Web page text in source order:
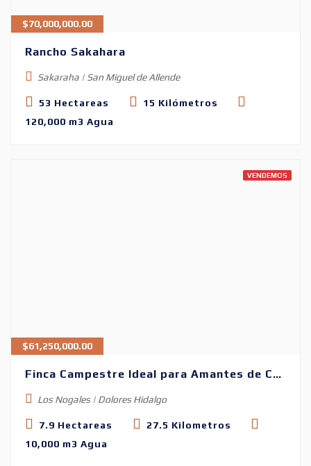
$70,000,000.00
Rancho Sakahara
Sakaraha | San Miguel de Allende
53 Hectareas
15 Kilómetros
120,000 m3 Agua
VENDEMOS
$61,250,000.00
Finca Campestre Ideal para Amantes de Caballos
Los Nogales | Dolores Hidalgo
7.9 Hectareas
27.5 Kilometros
10,000 m3 Agua